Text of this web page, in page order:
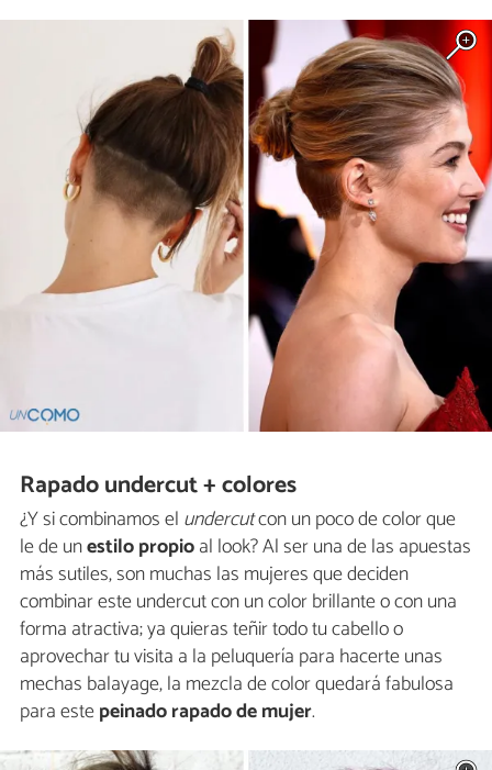
Rapado undercut + colores
¿Y si combinamos el undercutcon un poco de color que
le de unestilo propioal look? Al ser una de las apuestas
más sutiles, son muchas las mujeres que deciden
combinar este undercut con un color brillante o con una
forma atractiva; ya quieras teñir todo tu cabello o
aprovechar tu visita a la peluquería para hacerte unas
mechas balayage, la mezcla de color quedará fabulosa
para estepeinado rapado de mujer.